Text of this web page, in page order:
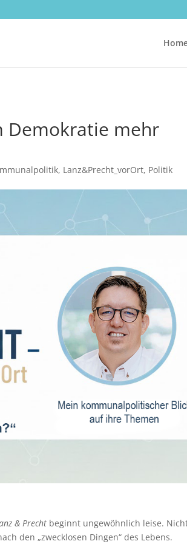
Demokratie mehr
, Lanz&Precht_vorOrt, Politik
& Precht beginnt ungewöhnlich leise.
den „zwecklosen Dingen“ des Lebens.